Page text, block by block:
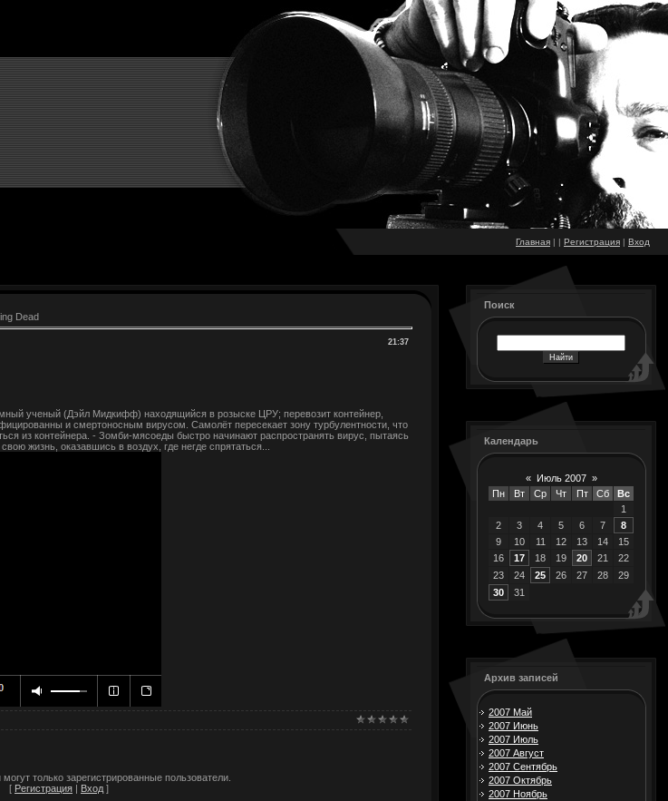
Главная | | Регистрация | Вход
Dead
21:37
ученый (Дэйл Мидкифф) находящийся в розыске ЦРУ; перевозит контейнер,
и смертоносным вирусом. Самолёт пересекает зону турбулентности, что
из контейнера. - Зомби-мясоеды быстро начинают распространять вирус, пытаясь
жизнь, оказавшись в воздух, где негде спрятаться...
только зарегистрированные пользователи.
[ Регистрация | Вход ]
Поиск
Календарь
« Июль 2007 »
Пн
Вт Ср Чт Пт Сб
Вс
1
2
3 4 5 6 7
8
9
10 11 12 13 14
15
16
17 18 19 20 21
22
23
24 25 26 27 28
29
30
31
Архив записей
2007 Май
2007 Июнь
2007 Июль
2007 Август
2007 Сентябрь
2007 Октябрь
2007 Ноябрь